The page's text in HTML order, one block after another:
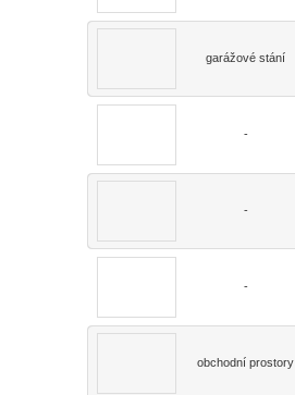
garážové stání
-
-
-
obchodní prostory